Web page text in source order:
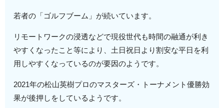
若者の「ゴルフブーム」が続いています。
リモートワークの浸透などで現役世代も時間の融通が利き
やすくなったこと等により、土日祝日より割安な平日を利
用しやすくなっているのが要因のようです。
2021年の松山英樹プロのマスターズ・トーナメント優勝効
果が後押しをしているようです。